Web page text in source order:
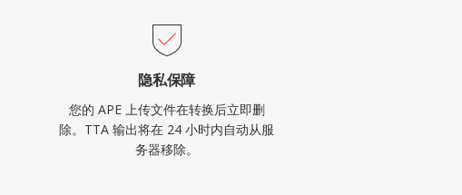
隐私保障
您的 APE 上传文件在转换后立即删
除。TTA 输出将在 24 小时内自动从服
务器移除。